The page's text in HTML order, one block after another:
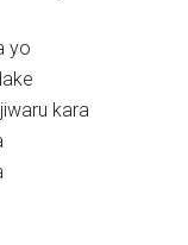
yo
kara